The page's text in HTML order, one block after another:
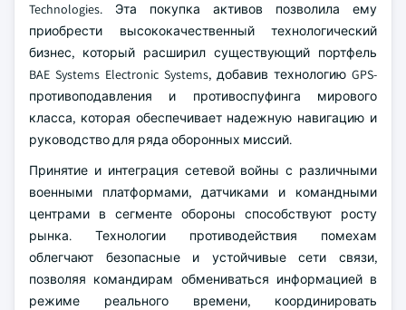
Technologies. Эта покупка активов позволила ему
приобрести высококачественный технологический
бизнес, который расширил существующий портфель
BAE Systems Electronic Systems, добавив технологию GPS-
противоподавления и противоспуфинга мирового
класса, которая обеспечивает надежную навигацию и
руководство для ряда оборонных миссий.
Принятие и интеграция сетевой войны с различными
военными платформами, датчиками и командными
центрами в сегменте обороны способствуют росту
рынка. Технологии противодействия помехам
облегчают безопасные и устойчивые сети связи,
позволяя командирам обмениваться информацией в
режиме реального времени, координировать